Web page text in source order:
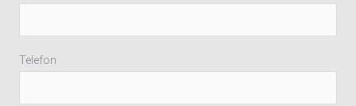
Telefon